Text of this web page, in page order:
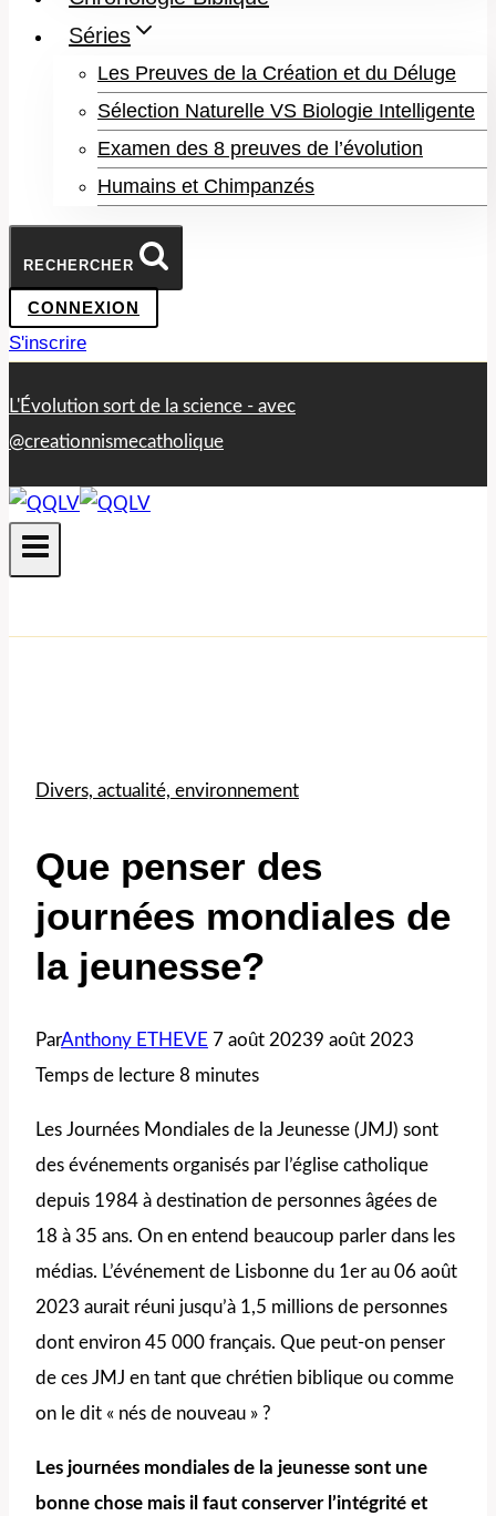
Séries
Les Preuves de la Création et du Déluge
Sélection Naturelle VS Biologie Intelligente
Examen des 8 preuves de l’évolution
Humains et Chimpanzés
RECHERCHER
CONNEXION
S'inscrire
L'Évolution sort de la science - avec​
@creationnismecatholique
Divers, actualité, environnement
Que penser des
journées mondiales de
la jeunesse?
ParAnthony ETHEVE 7 août 20239 août 2023
Temps de lecture 8 minutes
Les Journées Mondiales de la Jeunesse (JMJ) sont
des événements organisés par l’église catholique
depuis 1984 à destination de personnes âgées de
18 à 35 ans. On en entend beaucoup parler dans les
médias. L’événement de Lisbonne du 1er au 06 août
2023 aurait réuni jusqu’à 1,5 millions de personnes
dont environ 45 000 français. Que peut-on penser
de ces JMJ en tant que chrétien biblique ou comme
on le dit « nés de nouveau » ?
Les journées mondiales de la jeunesse sont une
bonne chose mais il faut conserver l’intégrité et